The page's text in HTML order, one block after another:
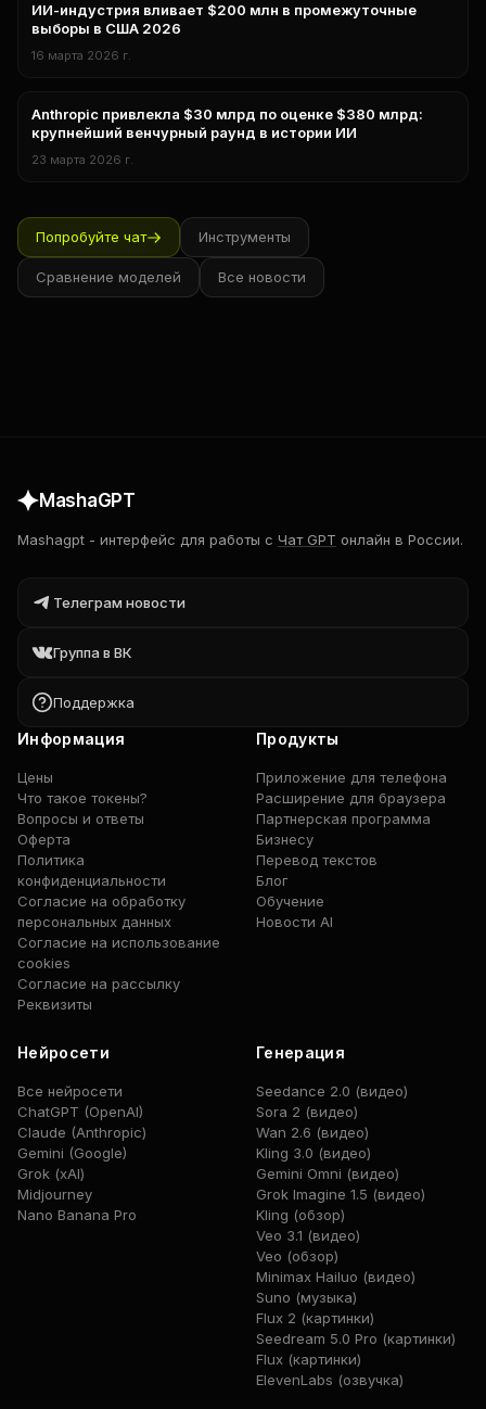
Бизнес
ИИ-индустрия вливает $200 млн в промежуточные
выборы в США 2026
16 марта 2026 г.
бизнес
Anthropic привлекла $30 млрд по оценке $380 млрд:
крупнейший венчурный раунд в истории ИИ
23 марта 2026 г.
Попробуйте чат Инструменты
Сравнение моделей Все новости
MashaGPT
Mashagpt - интерфейс для работы с Чат GPT онлайн в России.
Телеграм новости
Группа в ВК
Поддержка
Информация
Цены
Что такое токены?
Вопросы и ответы
Оферта
Политика
конфиденциальности
Согласие на обработку
персональных данных
Согласие на использование
cookies
Согласие на рассылку
Реквизиты
Продукты
Приложение для телефона
Расширение для браузера
Партнерская программа
Бизнесу
Перевод текстов
Блог
Обучение
Новости AI
Нейросети
Все нейросети
ChatGPT (OpenAI)
Claude (Anthropic)
Gemini (Google)
Grok (xAI)
Midjourney
Nano Banana Pro
Генерация
Seedance 2.0 (видео)
Sora 2 (видео)
Wan 2.6 (видео)
Kling 3.0 (видео)
Gemini Omni (видео)
Grok Imagine 1.5 (видео)
Kling (обзор)
Veo 3.1 (видео)
Veo (обзор)
Minimax Hailuo (видео)
Suno (музыка)
Flux 2 (картинки)
Seedream 5.0 Pro (картинки)
Flux (картинки)
ElevenLabs (озвучка)